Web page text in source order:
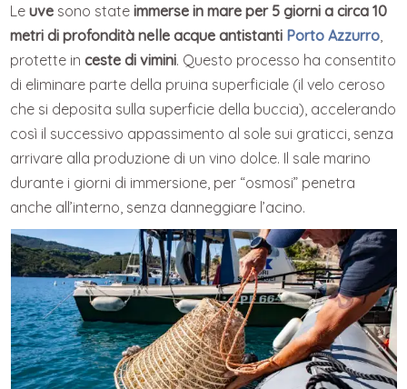
Leuve sono stateimmerse in mare per 5 giorni a circa 10
metri di profondità nelle acque antistanti Porto Azzurro
protette inceste di vimini. Questo processo ha consentito
di eliminare parte della pruina superficiale (il velo ceroso
che si deposita sulla superficie della buccia), accelerando
così il successivo appassimento al sole sui graticci, senza
arrivare alla produzione di un vino dolce. Il sale marino
durante i giorni di immersione, per “osmosi” penetra
anche all’interno, senza danneggiare l’acino.